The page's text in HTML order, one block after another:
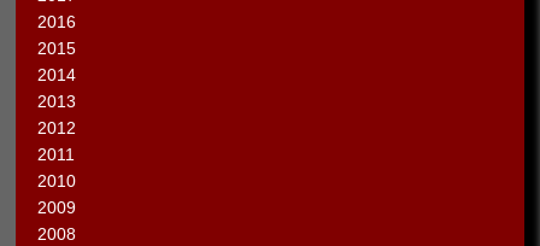
2016
2015
2014
2013
2012
2011
2010
2009
2008